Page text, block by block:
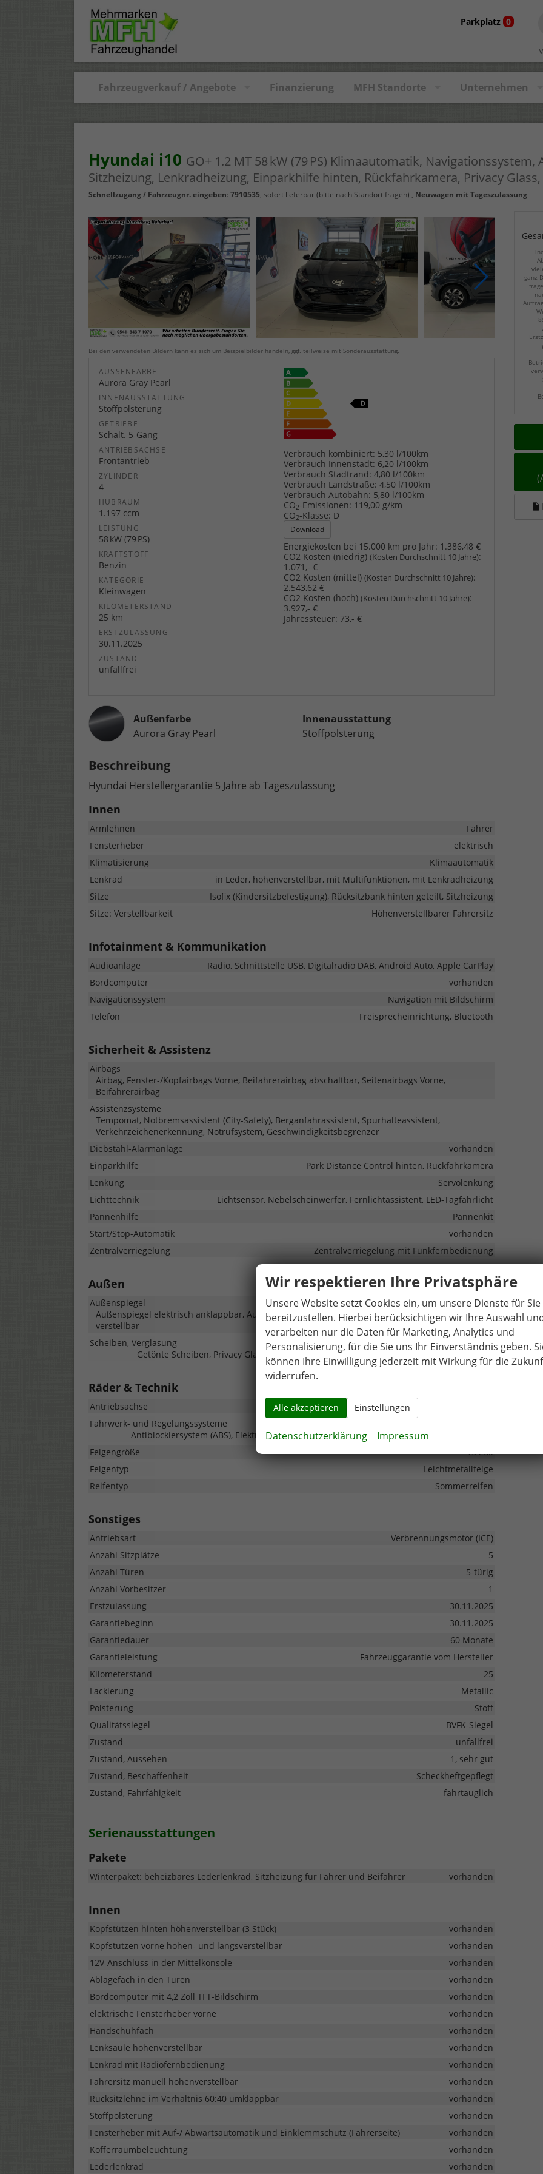
Parkplatz 0
Fahrzeugverkauf / Angebote Finanzierung MFH Standorte Unternehmen
Hyundai i10 GO+ 1.2 MT 58 kW (79 PS) Klimaautomatik,
Sitzheizung, Lenkradheizung, Einparkhilfe hinten, Rückfahrkamera, Privacy
Schnellzugang / Fahrzeugnr. eingeben: 7910535, sofort lieferbar (bitte nach Standort fragen) , Neuwagen mit Tageszulassung
ganz
Bei den verwendeten Bildern kann es sich um Beispielbilder handeln, ggf. teilweise mit Sonderausstattung.
AUSSENFARBE
Aurora Gray Pearl
INNENAUSSTATTUNG
Stoffpolsterung
GETRIEBE
Schalt. 5-Gang
ANTRIEBSACHSE
Frontantrieb
ZYLINDER
4
HUBRAUM
1.197 ccm
LEISTUNG
58 kW (79 PS)
KRAFTSTOFF
Benzin
KATEGORIE
Kleinwagen
KILOMETERSTAND
25 km
ERSTZULASSUNG
30.11.2025
ZUSTAND
unfallfrei
Verbrauch kombiniert: 5,30 l/100km
Verbrauch Innenstadt: 6,20 l/100km
Verbrauch Stadtrand: 4,80 l/100km
Verbrauch Landstraße: 4,50 l/100km
Verbrauch Autobahn: 5,80 l/100km
CO2-Emissionen: 119,00 g/km
CO2-Klasse: D
Download
Energiekosten bei 15.000 km pro Jahr: 1.386,48 €
CO2 Kosten (niedrig)(Kosten Durchschnitt 10 Jahre):
1.071,- €
CO2 Kosten (mittel)(Kosten Durchschnitt 10 Jahre):
2.543,62 €
CO2 Kosten (hoch)(Kosten Durchschnitt 10 Jahre):
3.927,- €
Jahressteuer: 73,- €
Außenfarbe
Aurora Gray Pearl
Innenausstattung
Stoffpolsterung
Beschreibung
Hyundai Herstellergarantie 5 Jahre ab Tageszulassung
Innen
Armlehnen
Fahrer
Fensterheber
elektrisch
Klimatisierung
Klimaautomatik
Lenkrad
in Leder, höhenverstellbar, mit Multifunktionen, mit Lenkradheizung
Sitze
Isofix (Kindersitzbefestigung), Rücksitzbank hinten geteilt, Sitzheizung
Sitze: Verstellbarkeit
Höhenverstellbarer Fahrersitz
Infotainment & Kommunikation
Audioanlage
Radio, Schnittstelle USB, Digitalradio DAB, Android Auto, Apple CarPlay
Bordcomputer
vorhanden
Navigationssystem
Navigation mit Bildschirm
Telefon
Freisprecheinrichtung, Bluetooth
Sicherheit & Assistenz
Airbags
Airbag, Fenster-/Kopfairbags Vorne, Beifahrerairbag abschaltbar, Seitenairbags Vorne,
Beifahrerairbag
Assistenzsysteme
Tempomat, Notbremsassistent (City-Safety), Berganfahrassistent, Spurhalteassistent,
Verkehrzeichenerkennung, Notrufsystem, Geschwindigkeitsbegrenzer
Diebstahl-Alarmanlage
vorhanden
Einparkhilfe
Park Distance Control hinten, Rückfahrkamera
Lenkung
Servolenkung
Lichttechnik
Lichtsensor, Nebelscheinwerfer, Fernlichtassistent, LED-Tagfahrlicht
Pannenhilfe
Pannenkit
Start/Stop-Automatik
vorhanden
Zentralverriegelung
Zentralverriegelung mit Funkfernbedienung
Außen
Außenspiegel
Außenspiegel elektrisch anklappbar, Außenspiegel beheizbar, Außenspiegel elektrisch
verstellbar
Scheiben, Verglasung
Getönte Scheiben, Privacy Glass (Heckscheibe und hintere Seitenscheiben abgedunkelt)
Räder & Technik
Antriebsachse
Fahrwerk- und Regelungssysteme
Antiblockiersystem (ABS), Elektronisches Stabilitäts-Programm (ESP), Reifendruckkontrolle
Felgengröße
15 Zoll
Felgentyp
Leichtmetallfelge
Reifentyp
Sommerreifen
Sonstiges
Antriebsart
Verbrennungsmotor (ICE)
Anzahl Sitzplätze
5
Anzahl Türen
5-türig
Anzahl Vorbesitzer
1
Erstzulassung
30.11.2025
Garantiebeginn
30.11.2025
Garantiedauer
60 Monate
Garantieleistung
Fahrzeuggarantie vom Hersteller
Kilometerstand
25
Lackierung
Metallic
Polsterung
Stoff
Qualitätssiegel
BVFK-Siegel
Zustand
unfallfrei
Zustand, Aussehen
1, sehr gut
Zustand, Beschaffenheit
Scheckheftgepflegt
Zustand, Fahrfähigkeit
fahrtauglich
Serienausstattungen
Pakete
Winterpaket: beheizbares Lederlenkrad, Sitzheizung für Fahrer und Beifahrer vorhanden
Innen
Kopfstützen hinten höhenverstellbar (3 Stück)
vorhanden
Kopfstützen vorne höhen- und längsverstellbar
vorhanden
12V-Anschluss in der Mittelkonsole
vorhanden
Ablagefach in den Türen
vorhanden
Bordcomputer mit 4,2 Zoll TFT-Bildschirm
vorhanden
elektrische Fensterheber vorne
vorhanden
Handschuhfach
vorhanden
Lenksäule höhenverstellbar
vorhanden
Lenkrad mit Radiofernbedienung
vorhanden
Fahrersitz manuell höhenverstellbar
vorhanden
Rücksitzlehne im Verhältnis 60:40 umklappbar
vorhanden
Stoffpolsterung
vorhanden
Fensterheber mit Auf-/ Abwärtsautomatik und Einklemmschutz (Fahrerseite)
vorhanden
Kofferraumbeleuchtung
vorhanden
Lederlenkrad
vorhanden
Wir respektieren Ihre Privatsphäre
Unsere Website setzt Cookies ein, um unsere Dienste für Sie
bereitzustellen. Hierbei berücksichtigen wir Ihre Auswahl
verarbeiten nur die Daten für Marketing, Analytics und
Personalisierung, für die Sie uns Ihr Einverständnis geben.
können Ihre Einwilligung jederzeit mit Wirkung für die
widerrufen.
Alle akzeptieren Einstellungen
Datenschutzerklärung Impressum